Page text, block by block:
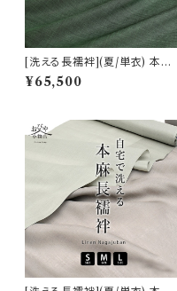
[洗える長襦袢](夏/単衣) 本麻
長襦袢 越後 小千谷 高級長襦袢
麻 100％ (商品番号:20765)
¥65,500